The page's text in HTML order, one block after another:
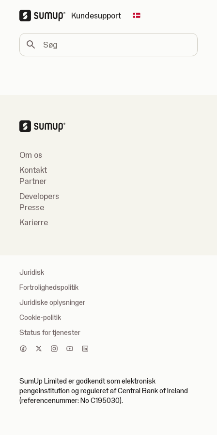
Kundesupport Change country
Søg
Om os
Kontakt
Partner
Developers
Presse
Karierre
Juridisk
Fortrolighedspolitik
Juridiske oplysninger
Cookie-politik
Status for tjenester
SumUp Limited er godkendt som elektronisk
pengeinstitution og reguleret af Central Bank of Ireland
(referencenummer: No C195030).